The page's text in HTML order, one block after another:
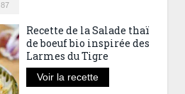
87
Recette de la Salade thaï
de boeuf bio inspirée des
Larmes du Tigre
Voir la recette